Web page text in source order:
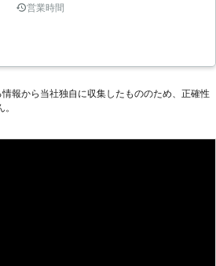
営業時間
報から当社独⾃に収集したもののため、正確性